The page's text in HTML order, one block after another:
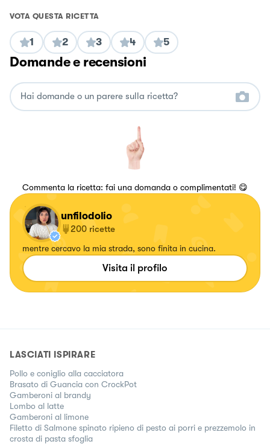
VOTA QUESTA RICETTA
1 2 3 4 5
Domande e recensioni
Commenta la ricetta: fai una domanda o complimentati! 😋
unfilodolio
200 ricette
mentre cercavo la mia strada, sono finita in cucina.
Visita il profilo
LASCIATI ISPIRARE
Pollo e coniglio alla cacciatora
Brasato di Guancia con CrockPot
Gamberoni al brandy
Lombo al latte
Gamberoni al limone
Filetto di Salmone spinato ripieno di pesto ai porri e prezzemolo in
crosta di pasta sfoglia